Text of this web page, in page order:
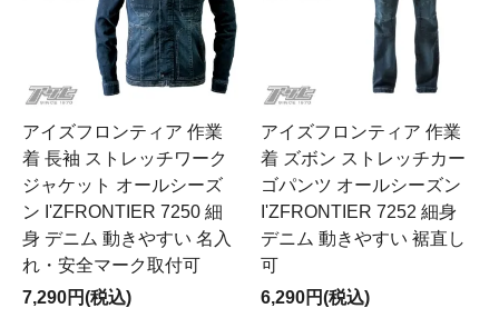
アイズフロンティア 作業
着 長袖 ストレッチワーク
ジャケット オールシーズ
ン I'ZFRONTIER 7250 細
身 デニム 動きやすい 名入
れ・安全マーク取付可
7,290円(税込)
アイズフロンティア 作業
着 ズボン ストレッチカー
ゴパンツ オールシーズン
I'ZFRONTIER 7252 細身
デニム 動きやすい 裾直し
可
6,290円(税込)